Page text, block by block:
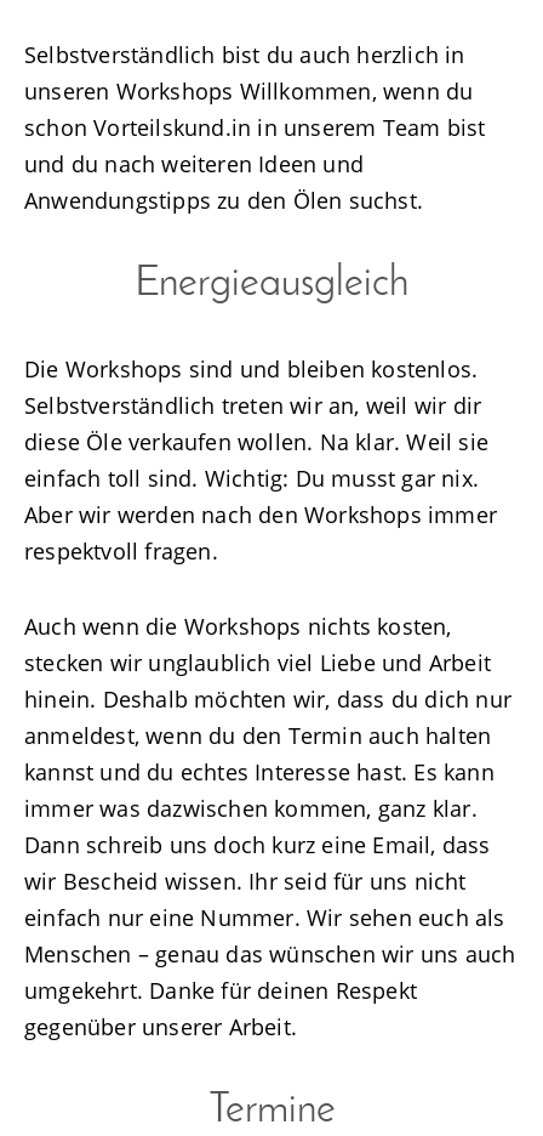
Selbstverständlich bist du auch herzlich in
unseren Workshops Willkommen, wenn du
schon Vorteilskund.in in unserem Team bist
und du nach weiteren Ideen und
Anwendungstipps zu den Ölen suchst.
Energieausgleich
Die Workshops sind und bleiben kostenlos.
Selbstverständlich treten wir an, weil wir dir
diese Öle verkaufen wollen. Na klar. Weil sie
einfach toll sind. Wichtig: Du musst gar nix.
Aber wir werden nach den Workshops immer
respektvoll fragen.
Auch wenn die Workshops nichts kosten,
stecken wir unglaublich viel Liebe und Arbeit
hinein. Deshalb möchten wir, dass du dich nur
anmeldest, wenn du den Termin auch halten
kannst und du echtes Interesse hast. Es kann
immer was dazwischen kommen, ganz klar.
Dann schreib uns doch kurz eine Email, dass
wir Bescheid wissen. Ihr seid für uns nicht
einfach nur eine Nummer. Wir sehen euch als
Menschen – genau das wünschen wir uns auch
umgekehrt. Danke für deinen Respekt
gegenüber unserer Arbeit.
Termine